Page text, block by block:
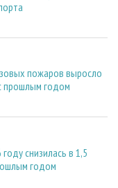
пожаров выросло
прошлым годом
снизилась в 1,5
годом